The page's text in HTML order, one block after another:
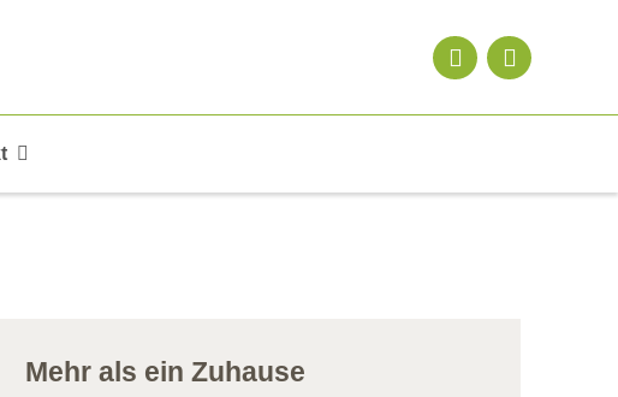
Mehr als ein Zuhause